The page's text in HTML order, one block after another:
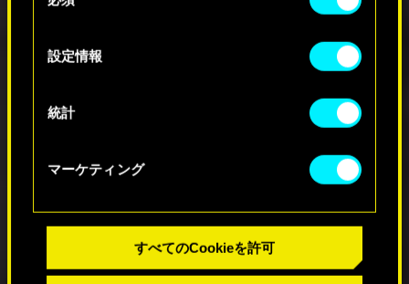
Cookieの使用およびパフォーマンスの変更点に関
する詳細は、下記の「設定」メニューでご確認く
ださい。
設定情報
統計
マーケティング
すべてのCookieを許可
キストにあるデバッグストリングを削
に、アイコン分類が該当するエリアか
スタミナバーが0になると、HPバーに
オーバーロードアイコンではなく、正
「ヴィルフォール アルヴァラード V4F
輪駆動）に修正
（ポーランド語版）「シナプス加速